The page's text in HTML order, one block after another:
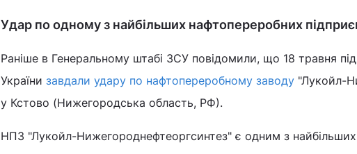
Удар по одному з найбільших нафтопереробних
Раніше в Генеральному штабі ЗСУ повідомили, що 18 травня
України завдали удару по нафтопереробному заводу "Лукойл-
у Кстово (Нижегородська область, РФ).
НПЗ "Лукойл-Нижегороднефтеоргсинтез" є одним з